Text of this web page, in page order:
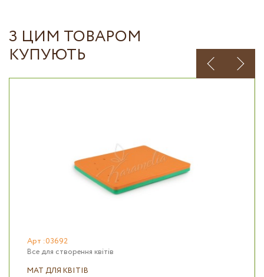
З ЦИМ ТОВАРОМ
КУПУЮТЬ
Арт :03692
Все для створення квітів
МАТ ДЛЯ КВІТІВ